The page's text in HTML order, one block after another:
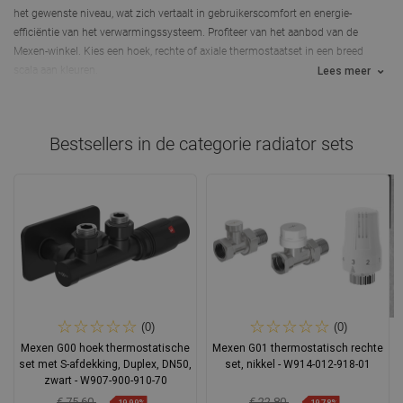
het gewenste niveau, wat zich vertaalt in gebruikerscomfort en energie-
efficiëntie van het verwarmingssysteem. Profiteer van het aanbod van de
Mexen-winkel. Kies een hoek, rechte of axiale thermostaatset in een breed
Lees meer
Bestsellers in de categorie radiator sets
(0)
Mexen G00 hoek thermostatische
set met S-afdekking, Duplex, DN50,
zwart - W907-900-910-70
(0)
Mexen G01 thermostatisch rechte
set, nikkel - W914-012-918-01